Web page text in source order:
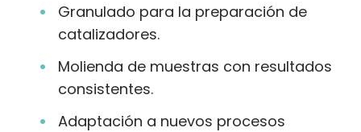
Granulado para la preparación de
catalizadores.
Molienda de muestras con resultados
consistentes.
Adaptación a nuevos procesos